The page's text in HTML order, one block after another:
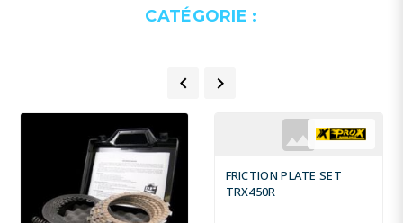
CATÉGORIE :
 
FRICTION PLATE SET
TRX450R